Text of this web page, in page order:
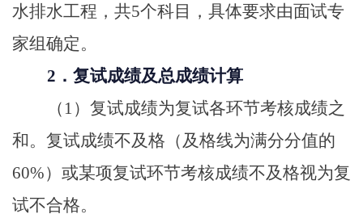
水排水工程，共5个科目，具体要求由面试专
家组确定。
2．复试成绩及总成绩计算
（1）复试成绩为复试各环节考核成绩之
和。复试成绩不及格（及格线为满分分值的
60%）或某项复试环节考核成绩不及格视为复
试不合格。